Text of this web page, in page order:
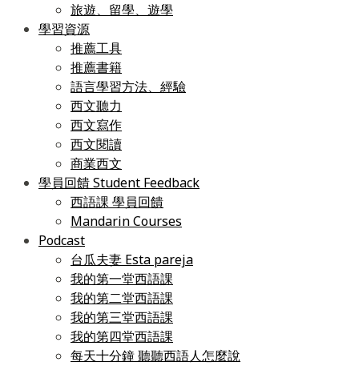
旅遊、留學、遊學
學習資源
推薦工具
推薦書籍
語言學習方法、經驗
西文聽力
西文寫作
西文閱讀
商業西文
學員回饋 Student Feedback
西語課 學員回饋
Mandarin Courses
Podcast
台瓜夫妻 Esta pareja
我的第一堂西語課
我的第二堂西語課
我的第三堂西語課
我的第四堂西語課
每天十分鐘 聽聽西語人怎麼說